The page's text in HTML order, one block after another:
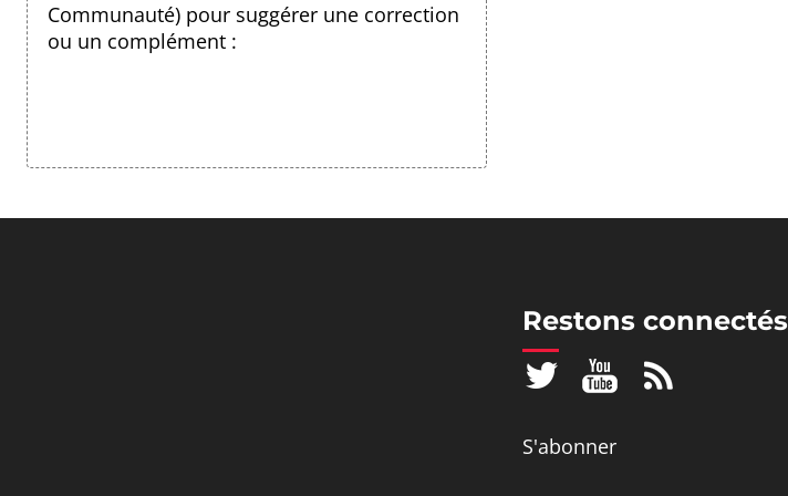
Communauté) pour suggérer une correction
ou un complément :
Restons connectés
S'abonner